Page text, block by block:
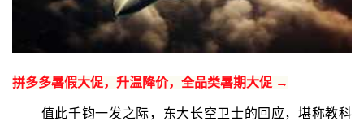
拼多多暑假大促，升温降价，全品类暑期大促 →
值此千钧一发之际，东大长空卫士的回应，堪称教科